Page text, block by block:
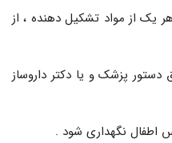
یک از مواد تشکیل دهنده ، از
دستور پزشک و یا دکتر داروساز
نگهداری شود .